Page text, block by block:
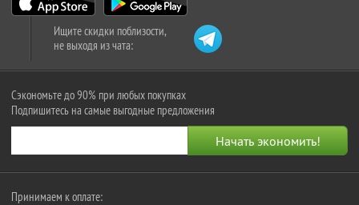
Ищите скидки поблизости,
не выходя из чата:
Сэкономьте до 90% при любых покупках
Подпишитесь на самые выгодные предложения
Принимаем к оплате: